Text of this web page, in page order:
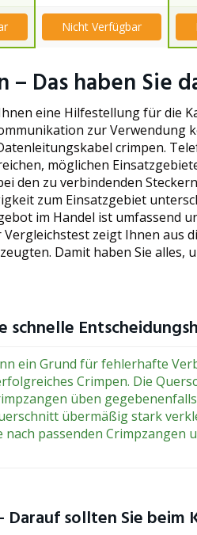
Nicht Verfügbar
Das haben Sie
eine Hilfestellung für die
zur Verwendung
crimpen.
möglichen
den zu verbindenden
zum Einsatzgebiet
im Handel ist umfassend
zeigt Ihnen aus
Damit haben Sie alles,
schnelle
ein Grund für fehlerhafte
Crimpen. Die
üben
übermäßig stark
passenden Crimpzangen
sollten Sie beim